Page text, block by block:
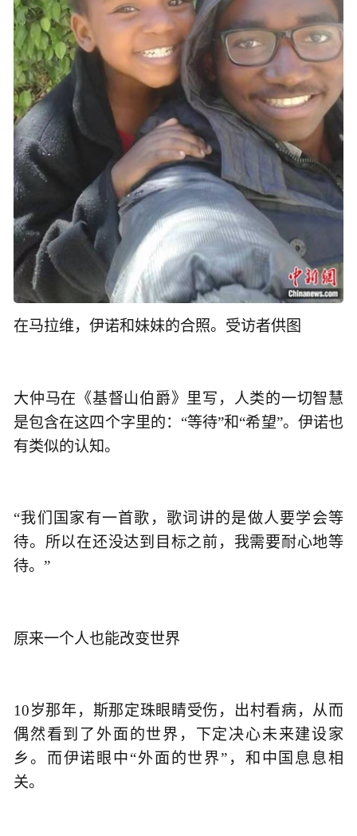
在马拉维，伊诺和妹妹的合照。受访者供图
大仲马在《基督山伯爵》里写，人类的一切智慧
是包含在这四个字里的：“等待”和“希望”。伊诺也
有类似的认知。
“我们国家有一首歌，歌词讲的是做人要学会等
待。所以在还没达到目标之前，我需要耐心地等
待。”
原来一个人也能改变世界
10岁那年，斯那定珠眼睛受伤，出村看病，从而
偶然看到了外面的世界，下定决心未来建设家
乡。而伊诺眼中“外面的世界”，和中国息息相
关。